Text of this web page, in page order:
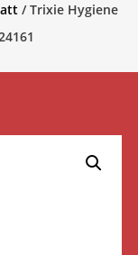
/ Trixie Hygiene